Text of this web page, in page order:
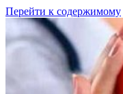
Перейти к содержимому